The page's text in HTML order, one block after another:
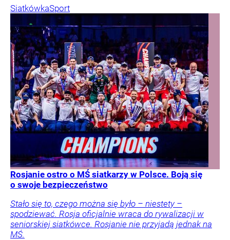
SiatkówkaSport
Rosjanie ostro o MŚ siatkarzy w Polsce. Boją się
o swoje bezpieczeństwo
Stało się to, czego można się było – niestety –
spodziewać. Rosja oficjalnie wraca do rywalizacji w
seniorskiej siatkówce. Rosjanie nie przyjadą jednak na
MŚ.